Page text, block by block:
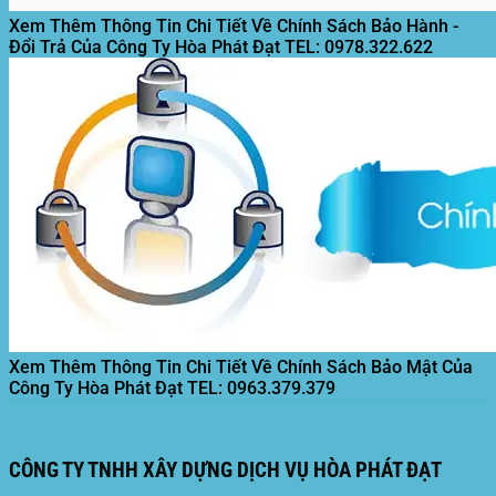
Xem Thêm Thông Tin Chi Tiết Về Chính Sách Bảo Hành -
Đổi Trả Của Công Ty Hòa Phát Đạt TEL: 0978.322.622
Xem Thêm Thông Tin Chi Tiết Về Chính Sách Bảo Mật Của
Công Ty Hòa Phát Đạt TEL: 0963.379.379
CÔNG TY TNHH XÂY DỰNG DỊCH VỤ HÒA PHÁT ĐẠT